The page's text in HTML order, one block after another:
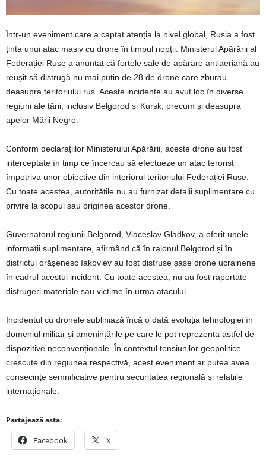
Într-un eveniment care a captat atenția la nivel global, Rusia a fost
ținta unui atac masiv cu drone în timpul nopții. Ministerul Apărării al
Federației Ruse a anunțat că forțele sale de apărare antiaeriană au
reușit să distrugă nu mai puțin de 28 de drone care zburau
deasupra teritoriului rus. Aceste incidente au avut loc în diverse
regiuni ale țării, inclusiv Belgorod și Kursk, precum și deasupra
apelor Mării Negre.
Conform declarațiilor Ministerului Apărării, aceste drone au fost
interceptate în timp ce încercau să efectueze un atac terorist
împotriva unor obiective din interiorul teritoriului Federației Ruse.
Cu toate acestea, autoritățile nu au furnizat detalii suplimentare cu
privire la scopul sau originea acestor drone.
Guvernatorul regiunii Belgorod, Viaceslav Gladkov, a oferit unele
informații suplimentare, afirmând că în raionul Belgorod și în
districtul orășenesc Iakovlev au fost distruse șase drone ucrainene
în cadrul acestui incident. Cu toate acestea, nu au fost raportate
distrugeri materiale sau victime în urma atacului.
Incidentul cu dronele subliniază încă o dată evoluția tehnologiei în
domeniul militar și amenințările pe care le pot reprezenta astfel de
dispozitive neconvenționale. În contextul tensiunilor geopolitice
crescute din regiunea respectivă, acest eveniment ar putea avea
consecințe semnificative pentru securitatea regională și relațiile
internaționale.
Partajează asta:
Facebook X